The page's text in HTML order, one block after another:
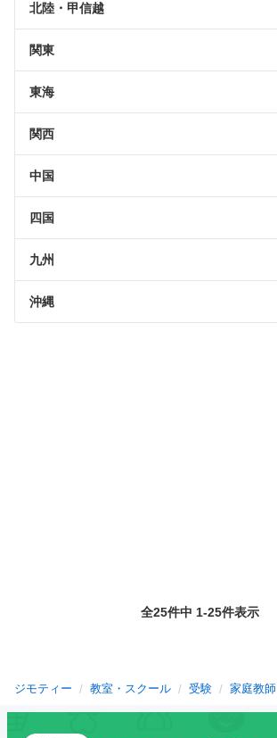
北陸・甲信越
関東
東海
関西
中国
四国
九州
沖縄
全25件中 1-25件表示
ジモティー 教室・スクール 受験 家庭教師